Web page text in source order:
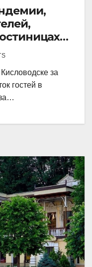
в 2,5 раза.
за
гостей в